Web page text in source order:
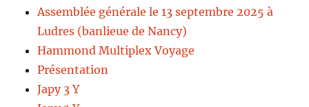
Assemblée générale le 13 septembre 2025 à
Ludres (banlieue de Nancy)
Hammond Multiplex Voyage
Présentation
Japy 3 Y